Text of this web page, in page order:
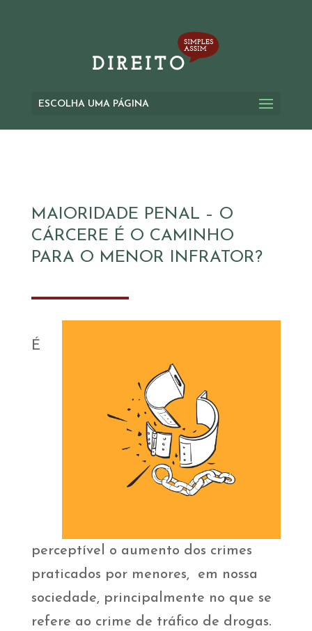
ESCOLHA UMA PÁGINA
MAIORIDADE PENAL – O
CÁRCERE É O CAMINHO
PARA O MENOR INFRATOR?
É
perceptível o aumento dos crimes
praticados por menores, em nossa
sociedade, principalmente no que se
refere ao crime de tráfico de drogas.